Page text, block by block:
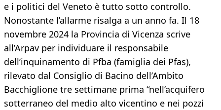
e i politici del Veneto è tutto sotto controllo.
Nonostante l’allarme risalga a un anno fa. Il 18
novembre 2024 la Provincia di Vicenza scrive
all’Arpav per individuare il responsabile
dell’inquinamento di Pfba (famiglia dei Pfas),
rilevato dal Consiglio di Bacino dell’Ambito
Bacchiglione tre settimane prima “nell’acquifero
sotterraneo del medio alto vicentino e nei pozzi